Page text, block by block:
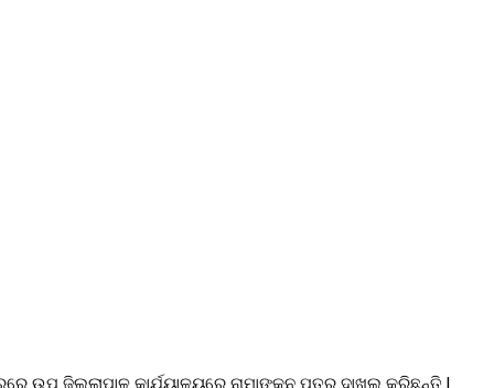
ଉପ ଜିଲ୍ଲାପାଳ କାର୍ଯ୍ୟାଳୟରେ ନାମାଙ୍କନ ପତ୍ର ଦାଖଲ କରିଛନ୍ତି l